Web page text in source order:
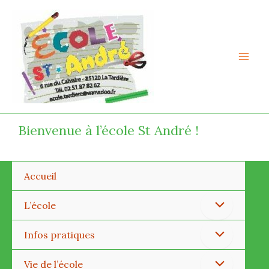
contenu
Bienvenue à l’école St André !
Accueil
L’école Permutateur
de
Menu
Infos pratiques Permutateur
de
Vie de l’école Permutateur